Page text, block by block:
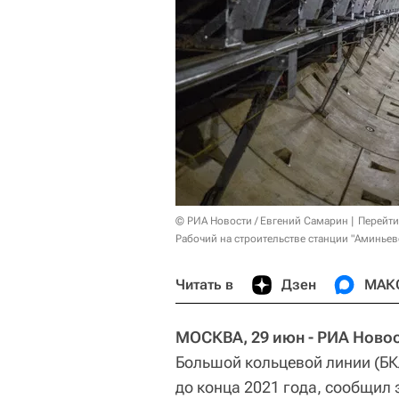
© РИА Новости / Евгений Самарин
Рабочий на строительстве станции
Читать в Дзен
МОСКВА, 29 июн - РИА
Большой кольцевой линии
до конца 2021 года,